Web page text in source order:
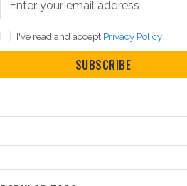
I've read and accept Privacy Policy
SUBSCRIBE